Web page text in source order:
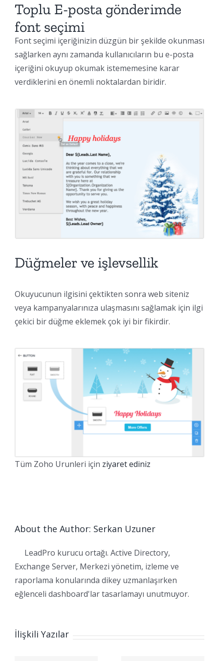
Toplu E-posta gönderimde
font seçimi
Font seçimi içeriğinizin düzgün bir şekilde okunması
sağlarken aynı zamanda kullanıcıların bu e-posta
içeriğini okuyup okumak istememesine karar
verdiklerini en önemli noktalardan biridir.
Düğmeler ve işlevsellik
Okuyucunun ilgisini çektikten sonra web siteniz
veya kampanyalarınıza ulaşmasını sağlamak için ilgi
çekici bir düğme eklemek çok iyi bir fikirdir.
Tüm Zoho Urunleri için ziyaret ediniz
About the Author: Serkan Uzuner
LeadPro kurucu ortağı. Active Directory,
Exchange Server, Merkezi yönetim, izleme ve
raporlama konularında dikey uzmanlaşırken
eğlenceli dashboard'lar tasarlamayı unutmuyor.
İlişkili Yazılar
Zoho CRM